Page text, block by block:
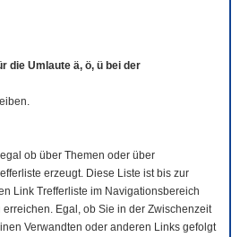
die Umlaute ä, ö, ü bei der
ob über Themen oder über
erzeugt. Diese Liste ist bis zur
Link Trefferliste im Navigationsbereich
Egal, ob Sie in der Zwischenzeit
Verwandten oder anderen Links gefolgt